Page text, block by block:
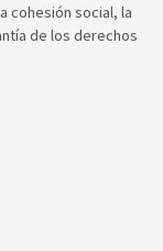
cohesión social, la
de los derechos